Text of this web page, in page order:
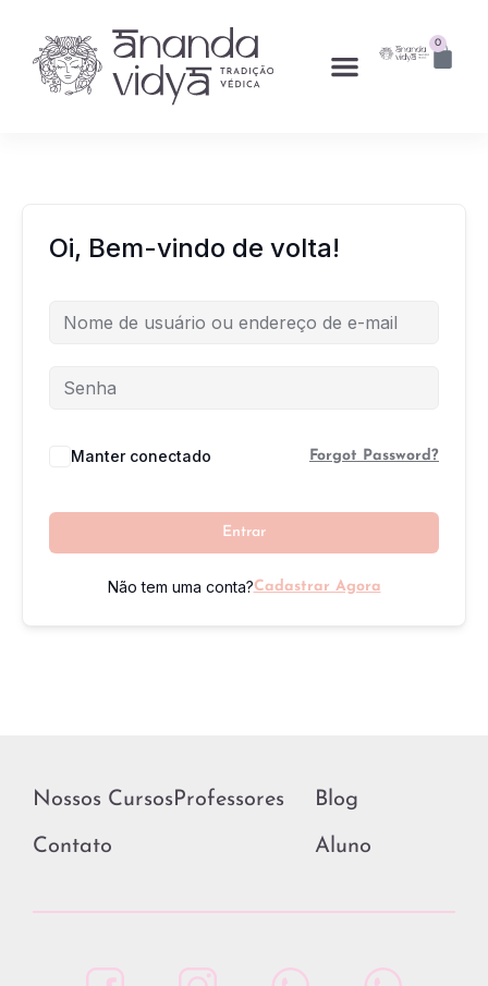
0
Oi, Bem-vindo de volta!
Manter conectado Forgot Password?
Entrar
Não tem uma conta?Cadastrar Agora
Nossos CursosProfessores Blog
Contato Aluno